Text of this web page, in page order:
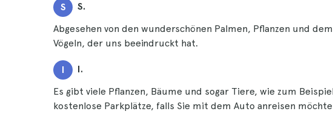
S S.
Abgesehen von den wunderschönen Palmen, Pflanzen und
Vögeln, der uns beeindruckt hat.
I I.
Es gibt viele Pflanzen, Bäume und sogar Tiere, wie zum
kostenlose Parkplätze, falls Sie mit dem Auto anreisen